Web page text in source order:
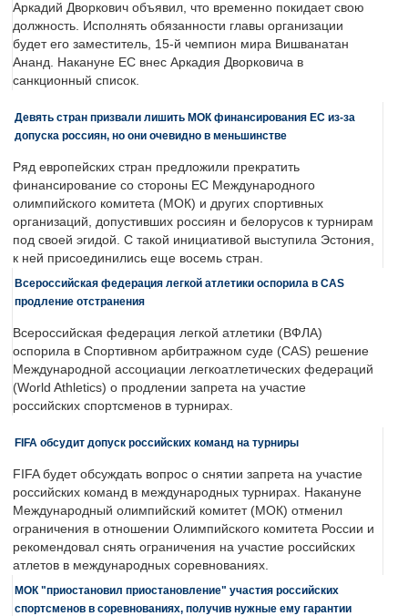
Аркадий Дворкович объявил, что временно покидает свою
должность. Исполнять обязанности главы организации
будет его заместитель, 15-й чемпион мира Вишванатан
Ананд. Накануне ЕС внес Аркадия Дворковича в
санкционный список.
Девять стран призвали лишить МОК финансирования ЕС из-за
допуска россиян, но они очевидно в меньшинстве
Ряд европейских стран предложили прекратить
финансирование со стороны ЕС Международного
олимпийского комитета (МОК) и других спортивных
организаций, допустивших россиян и белорусов к турнирам
под своей эгидой. С такой инициативой выступила Эстония,
к ней присоединились еще восемь стран.
Всероссийская федерация легкой атлетики оспорила в CAS
продление отстранения
Всероссийская федерация легкой атлетики (ВФЛА)
оспорила в Спортивном арбитражном суде (CAS) решение
Международной ассоциации легкоатлетических федераций
(World Athletics) о продлении запрета на участие
российских спортсменов в турнирах.
FIFA обсудит допуск российских команд на турниры
FIFA будет обсуждать вопрос о снятии запрета на участие
российских команд в международных турнирах. Накануне
Международный олимпийский комитет (МОК) отменил
ограничения в отношении Олимпийского комитета России и
рекомендовал снять ограничения на участие российских
атлетов в международных соревнованиях.
МОК "приостановил приостановление" участия российских
спортсменов в соревнованиях, получив нужные ему гарантии